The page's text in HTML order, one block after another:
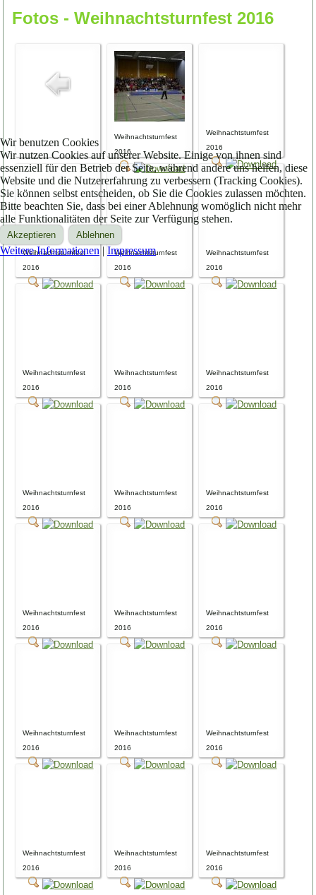
Fotos - Weihnachtsturnfest 2016
Weihnachtsturnfest
2016
Weihnachtsturnfest
2016
Weihnachtsturnfest
2016
Weihnachtsturnfest
2016
Weihnachtsturnfest
2016
Weihnachtsturnfest
2016
Weihnachtsturnfest
2016
Weihnachtsturnfest
2016
Weihnachtsturnfest
2016
Weihnachtsturnfest
2016
Weihnachtsturnfest
2016
Weihnachtsturnfest
2016
Weihnachtsturnfest
2016
Weihnachtsturnfest
2016
Weihnachtsturnfest
2016
Weihnachtsturnfest
2016
Weihnachtsturnfest
2016
Weihnachtsturnfest
2016
Weihnachtsturnfest
2016
Weihnachtsturnfest
2016
Wir benutzen Cookies
Wir nutzen Cookies auf unserer Website. Einige von ihnen sind
essenziell für den Betrieb der Seite, während andere uns helfen, diese
Website und die Nutzererfahrung zu verbessern (Tracking Cookies).
Sie können selbst entscheiden, ob Sie die Cookies zulassen möchten.
Bitte beachten Sie, dass bei einer Ablehnung womöglich nicht mehr
alle Funktionalitäten der Seite zur Verfügung stehen.
Akzeptieren Ablehnen
Weitere Informationen | Impressum